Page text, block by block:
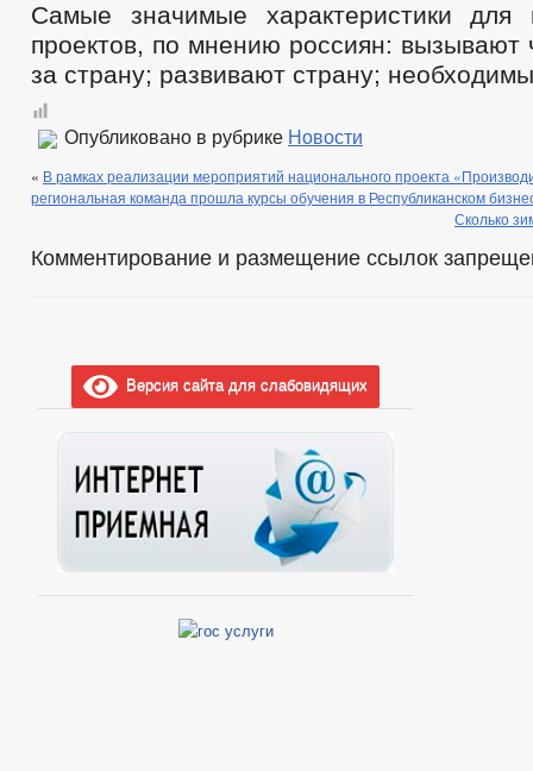
Самые значимые характеристики для
проектов, по мнению россиян: вызывают
за страну; развивают страну;
Опубликовано в рубрике Новости
« В рамках реализации мероприятий национального проекта
региональная команда прошла курсы обучения в Республиканском
Сколько
Комментирование и размещение ссылок
Версия сайта для слабовидящих